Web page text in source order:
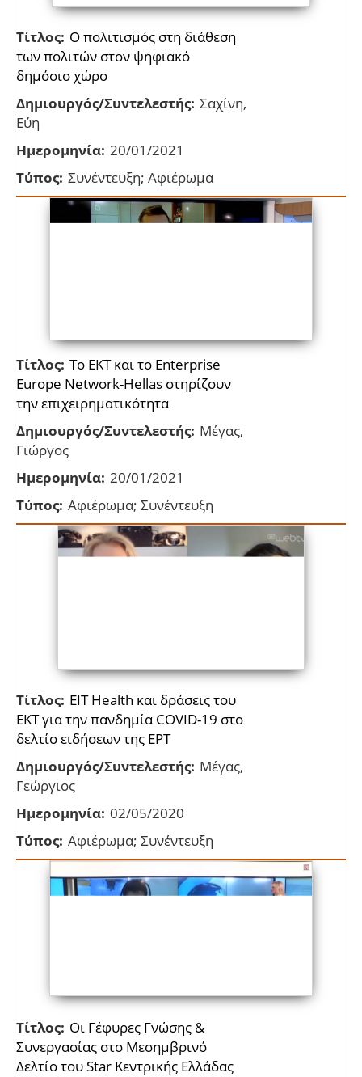
Τίτλος: Ο πολιτισμός στη διάθεση
των πολιτών στον ψηφιακό
δημόσιο χώρο
Δημιουργός/Συντελεστής: Σαχίνη,
Εύη
Ημερομηνία: 20/01/2021
Τύπος: Συνέντευξη; Αφιέρωμα
Τίτλος: Το ΕΚΤ και το Enterprise
Europe Network-Hellas στηρίζουν
την επιχειρηματικότητα
Δημιουργός/Συντελεστής: Μέγας,
Γιώργος
Ημερομηνία: 20/01/2021
Τύπος: Αφιέρωμα; Συνέντευξη
Τίτλος: ΕΙΤ Health και δράσεις του
ΕΚΤ για την πανδημία COVID-19 στο
δελτίο ειδήσεων της ΕΡΤ
Δημιουργός/Συντελεστής: Μέγας,
Γεώργιος
Ημερομηνία: 02/05/2020
Τύπος: Αφιέρωμα; Συνέντευξη
Τίτλος: Οι Γέφυρες Γνώσης &
Συνεργασίας στο Μεσημβρινό
Δελτίο του Star Κεντρικής Ελλάδας